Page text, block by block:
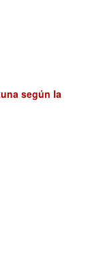
según la